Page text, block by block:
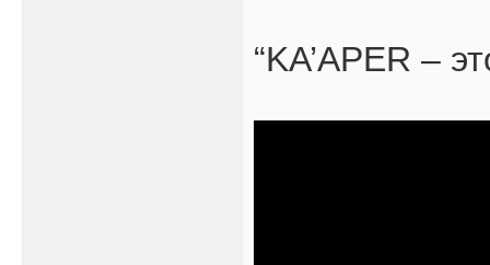
“KA’APER –